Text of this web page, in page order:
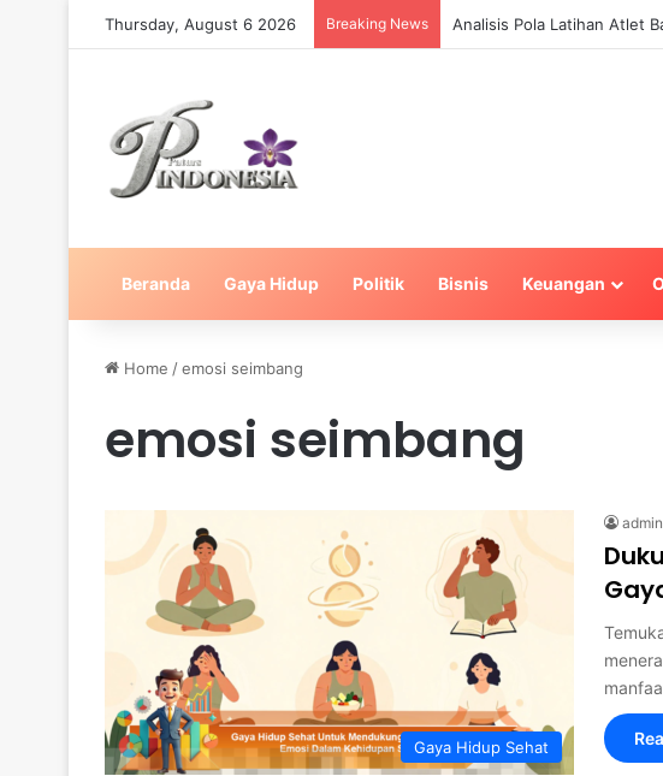
Thursday, August 6 2026 Breaking News Analisis Pola Latihan Atlet
Beranda Gaya Hidup Politik Bisnis Keuangan
Home /emosi seimbang
emosi seimbang
Gaya Hidup Sehat